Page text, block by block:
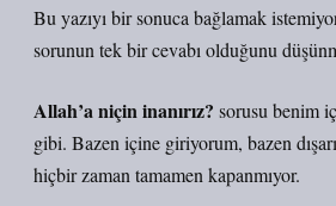
Bu yazıyı bir sonuca bağlamak
sorunun tek bir cevabı olduğunu
Allah’a niçin inanırız? sorusu benim
gibi. Bazen içine giriyorum, bazen
hiçbir zaman tamamen kapanmıyor.